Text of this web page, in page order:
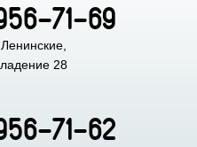
71-69
28
71-62